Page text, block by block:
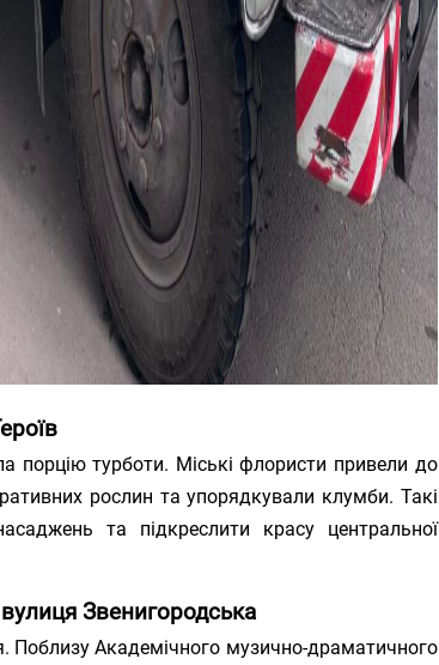
турботи. Міські флористи привели до
рослин та упорядкували клумби. Такі
та підкреслити красу центральної
Звенигородська
Поблизу Академічного музично-драматичного